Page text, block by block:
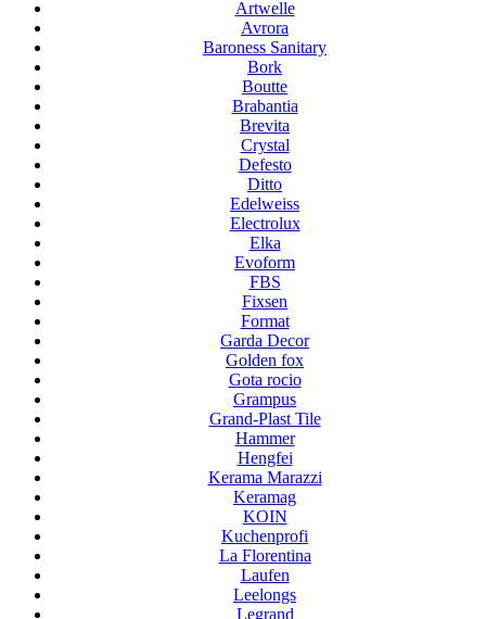
Artwelle
Avrora
Baroness Sanitary
Bork
Boutte
Brabantia
Brevita
Crystal
Defesto
Ditto
Edelweiss
Electrolux
Elka
Evoform
FBS
Fixsen
Format
Garda Decor
Golden fox
Gota rocio
Grampus
Grand-Plast Tile
Hammer
Hengfei
Kerama Marazzi
Keramag
KOIN
Kuchenprofi
La Florentina
Laufen
Leelongs
Legrand